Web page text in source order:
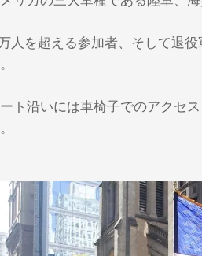
人を超える参加者、そして退
ト沿いには車椅子でのアクセ